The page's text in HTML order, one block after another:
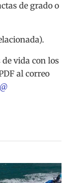
de grado o
vida con los
al correo